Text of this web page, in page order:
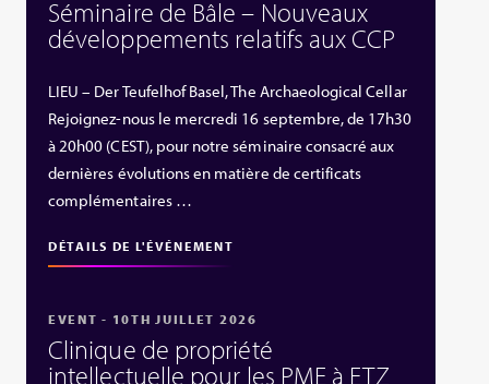
Séminaire de Bâle – Nouveaux
développements relatifs aux CCP
LIEU – Der Teufelhof Basel, The Archaeological Cellar
Rejoignez-nous le mercredi 16 septembre, de 17h30
à 20h00 (CEST), pour notre séminaire consacré aux
dernières évolutions en matière de certificats
complémentaires …
DÉTAILS DE L'ÉVÉNEMENT
EVENT - 10TH JUILLET 2026
Clinique de propriété
intellectuelle pour les PME à ETZ